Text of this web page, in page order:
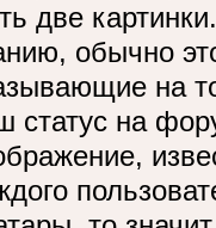
две
обычно
на
статус на